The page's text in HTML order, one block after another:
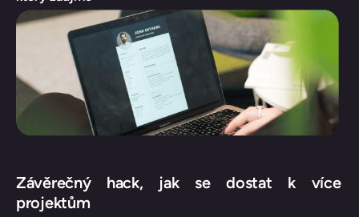
Závěrečný hack, jak se dostat k více
projektům